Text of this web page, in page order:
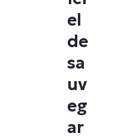
el
de
sa
uv
eg
ar